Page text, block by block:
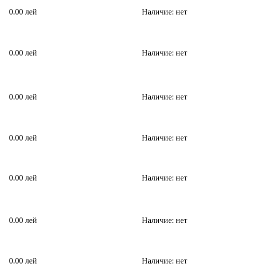
0.00 лей Наличие: нет
0.00 лей Наличие: нет
0.00 лей Наличие: нет
0.00 лей Наличие: нет
0.00 лей Наличие: нет
0.00 лей Наличие: нет
0.00 лей Наличие: нет